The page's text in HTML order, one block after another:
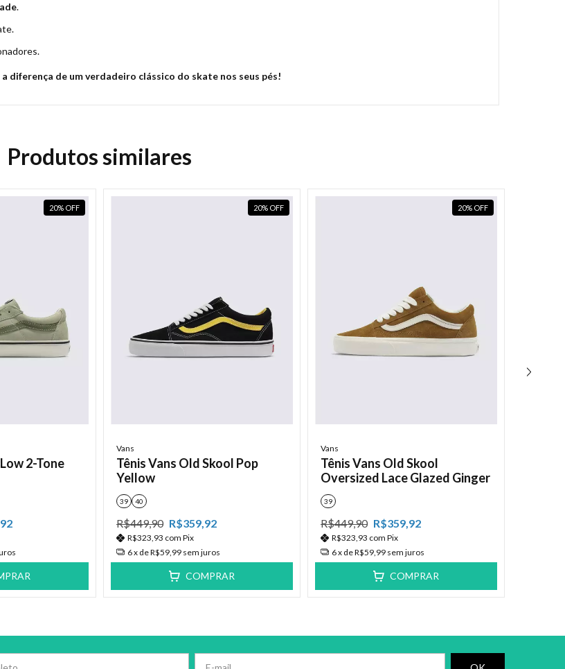
.
diferença de um verdadeiro clássico do skate nos seus pés!
Produtos similares
20% OFF
2-Tone
20% OFF
Vans
Tênis Vans Old Skool Pop
Yellow
39 40
R$449,90 R$359,92
R$323,93 com Pix
6x deR$59,99 sem juros
COMPRAR
20% OFF
Vans
Tênis Vans Old Skool
Oversized Lace Glazed Ginger
39
R$449,90 R$359,92
R$323,93 com Pix
6x deR$59,99 sem juros
COMPRAR